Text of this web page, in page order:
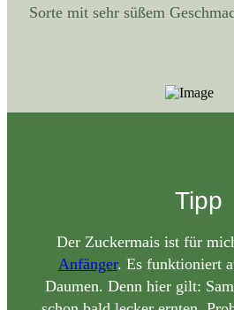
Sorte mit sehr süßem
Tipp
Der Zuckermais ist für
Anfänger. Es funktioniert
Daumen. Denn hier gilt: